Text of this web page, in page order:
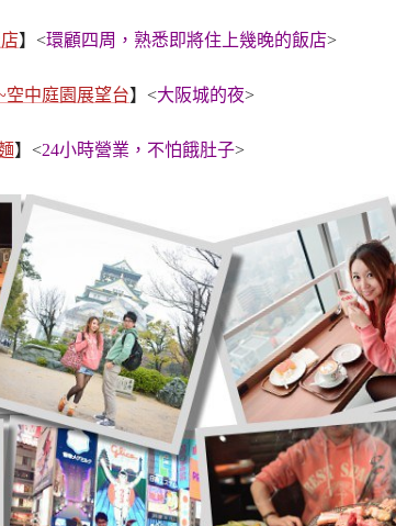
】<環顧四周，熟悉即將住上幾晚的飯店>
空中庭園展望台】<大阪城的夜>
】<24小時營業，不怕餓肚子>